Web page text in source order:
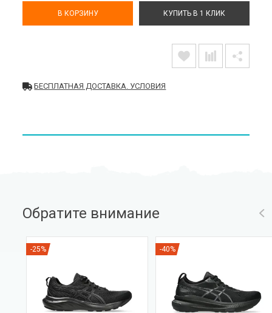
В КОРЗИНУ КУПИТЬ В 1 КЛИК
БЕСПЛАТНАЯ ДОСТАВКА. УСЛОВИЯ
Обратите внимание
-25% -40%